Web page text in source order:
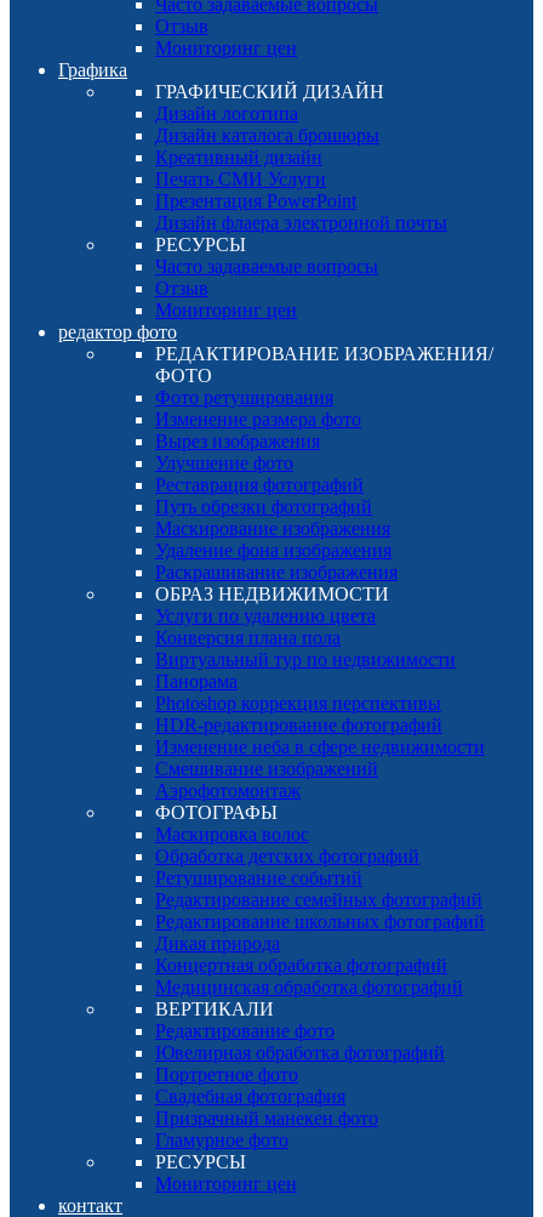
Часто задаваемые вопросы
Отзыв
Мониторинг цен
Графика
ГРАФИЧЕСКИЙ ДИЗАЙН
Дизайн логотипа
Дизайн каталога брошюры
Креативный дизайн
Печать СМИ Услуги
Презентация PowerPoint
Дизайн флаера электронной почты
РЕСУРСЫ
Часто задаваемые вопросы
Отзыв
Мониторинг цен
редактор фото
РЕДАКТИРОВАНИЕ ИЗОБРАЖЕНИЯ/
ФОТО
Фото ретуширования
Изменение размера фото
Вырез изображения
Улучшение фото
Реставрация фотографий
Путь обрезки фотографий
Маскирование изображения
Удаление фона изображения
Раскрашивание изображения
ОБРАЗ НЕДВИЖИМОСТИ
Услуги по удалению цвета
Конверсия плана пола
Виртуальный тур по недвижимости
Панорама
Photoshop коррекция перспективы
HDR-редактирование фотографий
Изменение неба в сфере недвижимости
Смешивание изображений
Аэрофотомонтаж
ФОТОГРАФЫ
Маскировка волос
Обработка детских фотографий
Ретуширование событий
Редактирование семейных фотографий
Редактирование школьных фотографий
Дикая природа
Концертная обработка фотографий
Медицинская обработка фотографий
ВЕРТИКАЛИ
Редактирование фото
Ювелирная обработка фотографий
Портретное фото
Свадебная фотография
Призрачный манекен фото
Гламурное фото
РЕСУРСЫ
Мониторинг цен
контакт